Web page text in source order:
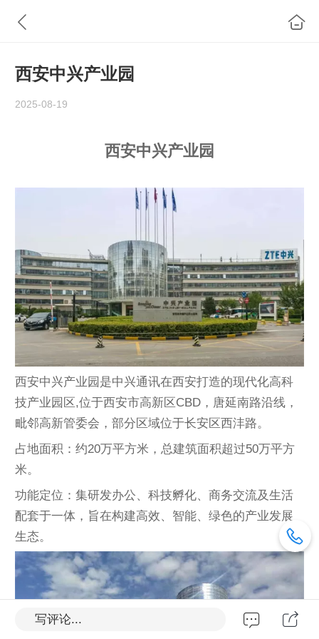
西安中兴产业园
2025-08-19
西安中兴产业园
西安中兴产业园是中兴通讯在西安打造的现代化高科
技产业园区,位于西安市高新区CBD，唐延南路沿线，
毗邻高新管委会，部分区域位于长安区西沣路。
占地面积：约20万平方米，总建筑面积超过50万平方
米。
功能定位：集研发办公、科技孵化、商务交流及生活
配套于一体，旨在构建高效、智能、绿色的产业发展
生态。
写评论...